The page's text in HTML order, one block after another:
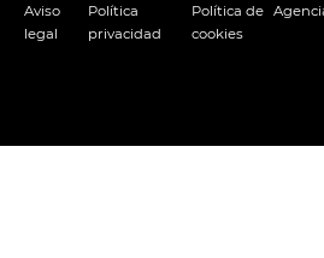
Aviso
legal
Política
privacidad
Política de
cookies